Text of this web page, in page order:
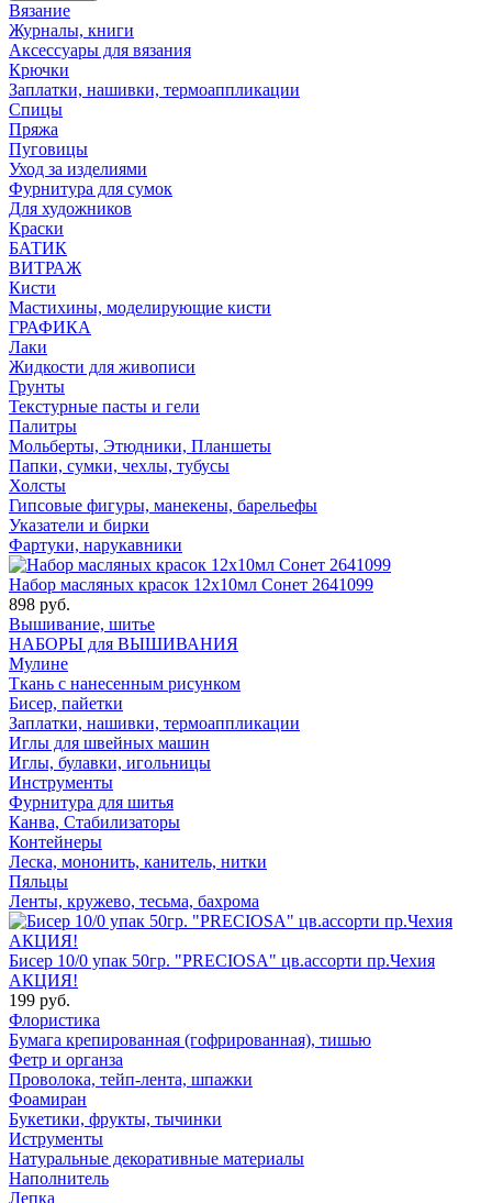
Вязание
Журналы, книги
Аксессуары для вязания
Крючки
Заплатки, нашивки, термоаппликации
Спицы
Пряжа
Пуговицы
Уход за изделиями
Фурнитура для сумок
Для художников
Краски
БАТИК
ВИТРАЖ
Кисти
Мастихины, моделирующие кисти
ГРАФИКА
Лаки
Жидкости для живописи
Грунты
Текстурные пасты и гели
Палитры
Мольберты, Этюдники, Планшеты
Папки, сумки, чехлы, тубусы
Холсты
Гипсовые фигуры, манекены, барельефы
Указатели и бирки
Фартуки, нарукавники
Набор масляных красок 12х10мл Сонет 2641099
898 руб.
Вышивание, шитье
НАБОРЫ для ВЫШИВАНИЯ
Мулине
Ткань с нанесенным рисунком
Бисер, пайетки
Заплатки, нашивки, термоаппликации
Иглы для швейных машин
Иглы, булавки, игольницы
Инструменты
Фурнитура для шитья
Канва, Стабилизаторы
Контейнеры
Леска, мононить, канитель, нитки
Пяльцы
Ленты, кружево, тесьма, бахрома
Бисер 10/0 упак 50гр. "PRECIOSA" цв.ассорти пр.Чехия
АКЦИЯ!
199 руб.
Флористика
Бумага крепированная (гофрированная), тишью
Фетр и органза
Проволока, тейп-лента, шпажки
Фоамиран
Букетики, фрукты, тычинки
Иструменты
Натуральные декоративные материалы
Наполнитель
Лепка